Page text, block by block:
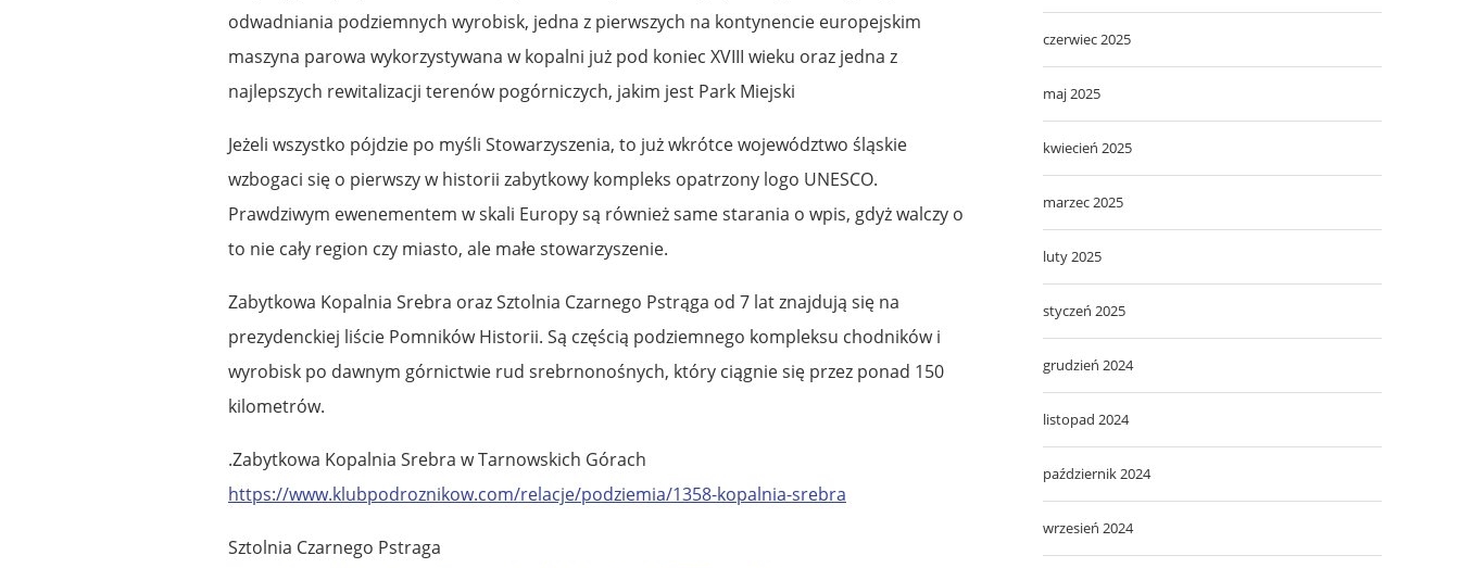
odwadniania podziemnych wyrobisk, jedna z pierwszych na kontynencie europejskim
maszyna parowa wykorzystywana w kopalni już pod koniec XVIII wieku oraz jedna z
najlepszych rewitalizacji terenów pogórniczych, jakim jest Park Miejski
Jeżeli wszystko pójdzie po myśli Stowarzyszenia, to już wkrótce województwo śląskie
wzbogaci się o pierwszy w historii zabytkowy kompleks opatrzony logo UNESCO.
Prawdziwym ewenementem w skali Europy są również same starania o wpis, gdyż walczy o
to nie cały region czy miasto, ale małe stowarzyszenie.
Zabytkowa Kopalnia Srebra oraz Sztolnia Czarnego Pstrąga od 7 lat znajdują się na
prezydenckiej liście Pomników Historii. Są częścią podziemnego kompleksu chodników i
wyrobisk po dawnym górnictwie rud srebrnonośnych, który ciągnie się przez ponad 150
kilometrów.
.Zabytkowa Kopalnia Srebra w Tarnowskich Górach
https://www.klubpodroznikow.com/relacje/podziemia/1358-kopalnia-srebra
Sztolnia Czarnego Pstraga
czerwiec 2025
maj 2025
kwiecień 2025
marzec 2025
luty 2025
styczeń 2025
grudzień 2024
listopad 2024
październik 2024
wrzesień 2024